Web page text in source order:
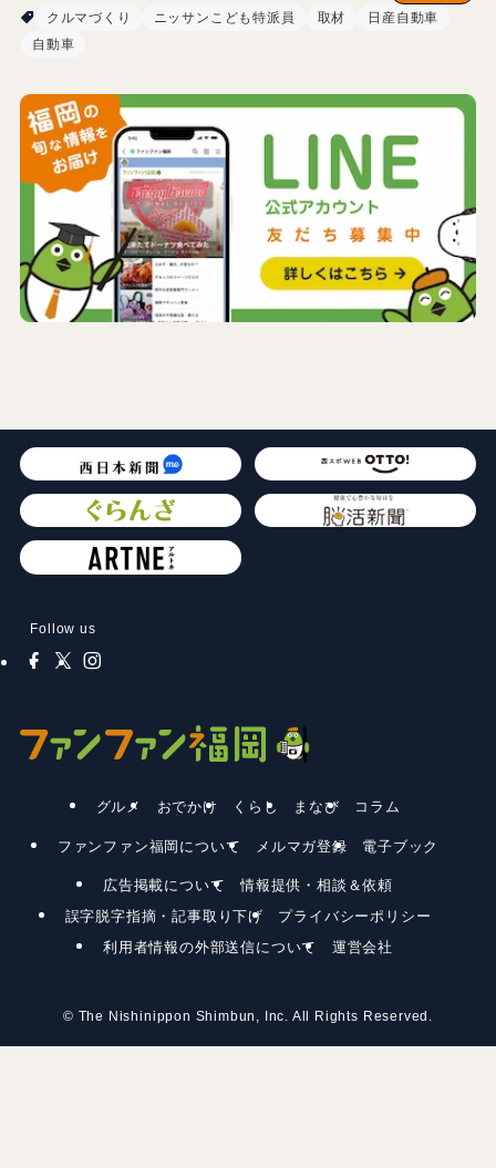
クルマづくり
ニッサンこども特派員 取材
日産自動車
自動車
Follow us
グルメ おでかけ くらし まなび コラム
ファンファン福岡について メルマガ登録 電子ブック
広告掲載について
情報提供・相談＆依頼
誤字脱字指摘・記事取り下げ
プライバシーポリシー
利用者情報の外部送信について
運営会社
© The Nishinippon Shimbun, Inc. All Rights Reserved.